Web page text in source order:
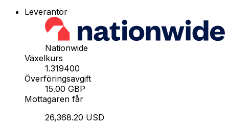
Leverantör
Nationwide
Växelkurs
1.319400
Överföringsavgift
15.00 GBP
Mottagaren får
26,368.20 USD